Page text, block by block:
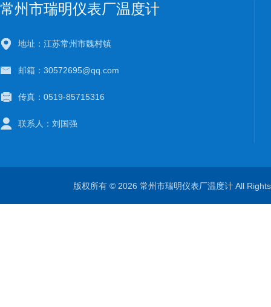
常州市瑞明仪表厂温度计
地址：江苏常州市魏村镇
邮箱：30572695@qq.com
传真：0519-85715316
联系人：刘国强
版权所有 © 2026 常州市瑞明仪表厂温度计 All